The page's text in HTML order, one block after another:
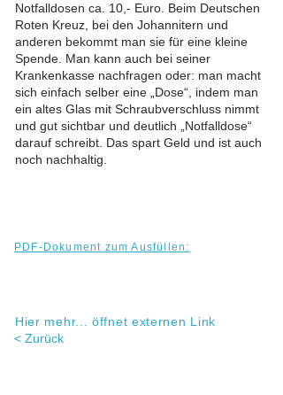
Notfalldosen ca. 10,- Euro. Beim Deutschen
Roten Kreuz, bei den Johannitern und
anderen bekommt man sie für eine kleine
Spende. Man kann auch bei seiner
Krankenkasse nachfragen oder: man macht
sich einfach selber eine „Dose“, indem man
ein altes Glas mit Schraubverschluss nimmt
und gut sichtbar und deutlich „Notfalldose“
darauf schreibt. Das spart Geld und ist auch
noch nachhaltig.
PDF-Dokument zum Ausfüllen:
Hier mehr... öffnet externen Link
< Zurück